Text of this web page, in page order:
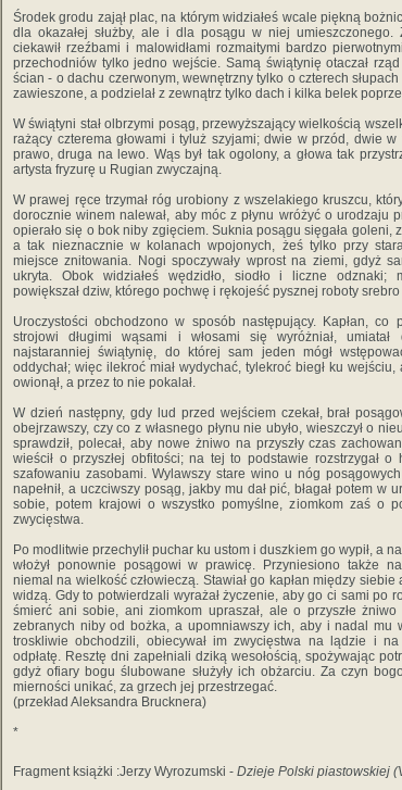
Środek grodu zajął plac, na którym widziałeś wcale piękną
dla okazałej służby, ale i dla posągu w niej umieszczonego.
ciekawił rzeźbami i malowidłami rozmaitymi bardzo
przechodniów tylko jedno wejście. Samą świątynię otaczał
ścian - o dachu czerwonym, wewnętrzny tylko o czterech
zawieszone, a podzielał z zewnątrz tylko dach i kilka belek
W świątyni stał olbrzymi posąg, przewyższający wielkością
rażący czterema głowami i tyluż szyjami; dwie w przód, dwie w
prawo, druga na lewo. Wąs był tak ogolony, a głowa tak
artysta fryzurę u Rugian zwyczajną.
W prawej ręce trzymał róg urobiony z wszelakiego kruszcu,
dorocznie winem nalewał, aby móc z płynu wróżyć o urodzaju
opierało się o bok niby zgięciem. Suknia posągu sięgała goleni,
a tak nieznacznie w kolanach wpojonych, żeś tylko przy
miejsce znitowania. Nogi spoczywały wprost na ziemi, gdyż
ukryta. Obok widziałeś wędzidło, siodło i liczne odznaki;
powiększał dziw, którego pochwę i rękojeść pysznej roboty srebro
Uroczystości obchodzono w sposób następujący. Kapłan, co
strojowi długimi wąsami i włosami się wyróżniał, umiatał
najstaranniej świątynię, do której sam jeden mógł
oddychał; więc ilekroć miał wydychać, tylekroć biegł ku
owionął, a przez to nie pokalał.
W dzień następny, gdy lud przed wejściem czekał, brał
obejrzawszy, czy co z własnego płynu nie ubyło, wieszczył o
sprawdził, polecał, aby nowe żniwo na przyszły czas
wieścił o przyszłej obfitości; na tej to podstawie rozstrzygał o
szafowaniu zasobami. Wylawszy stare wino u nóg
napełnił, a uczciwszy posąg, jakby mu dał pić, błagał potem w
sobie, potem krajowi o wszystko pomyślne, ziomkom zaś o
zwycięstwa.
Po modlitwie przechylił puchar ku ustom i duszkiem go wypił, a
włożył ponownie posągowi w prawicę. Przyniesiono także
niemal na wielkość człowieczą. Stawiał go kapłan między siebie
widzą. Gdy to potwierdzali wyrażał życzenie, aby go ci sami po
śmierć ani sobie, ani ziomkom upraszał, ale o przyszłe żniwo
zebranych niby od bożka, a upomniawszy ich, aby i nadal mu
troskliwie obchodzili, obiecywał im zwycięstwa na lądzie i
odpłatę. Resztę dni zapełniali dziką wesołością, spożywając
gdyż ofiary bogu ślubowane służyły ich obżarciu. Za czyn
mierności unikać, za grzech jej przestrzegać.
(przekład Aleksandra Brucknera)
*
Fragment książki :Jerzy Wyrozumski - Dzieje Polski piastowskiej